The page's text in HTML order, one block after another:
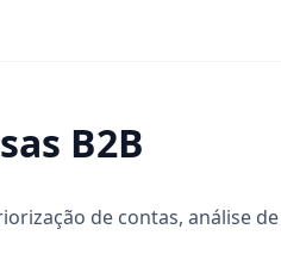
B2B
de contas, análise